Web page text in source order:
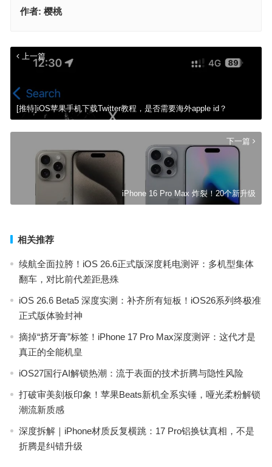
作者: 樱桃
上一篇
[推特]iOS苹果手机下载Twitter教程，是否需要海外apple id？
下一篇
iPhone 16 Pro Max 炸裂！20个新升级
相关推荐
续航全面拉胯！iOS 26.6正式版深度耗电测评：多机型集体
翻车，对比前代差距悬殊
iOS 26.6 Beta5 深度实测：补齐所有短板！iOS26系列终极准
正式版体验封神
摘掉“挤牙膏”标签！iPhone 17 Pro Max深度测评：这代才是
真正的全能机皇
iOS27国行AI解锁热潮：流于表面的技术折腾与隐性风险
打破审美刻板印象！苹果Beats新机全系实锤，哑光柔粉解锁
潮流新质感
深度拆解｜iPhone材质反复横跳：17 Pro铝换钛真相，不是
折腾是纠错升级